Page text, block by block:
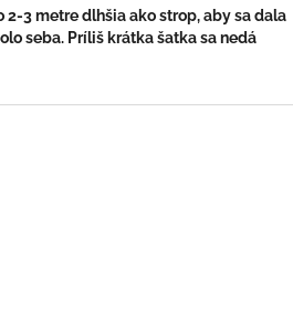
3 metre dlhšia ako strop, aby sa dala
seba. Príliš krátka šatka sa nedá